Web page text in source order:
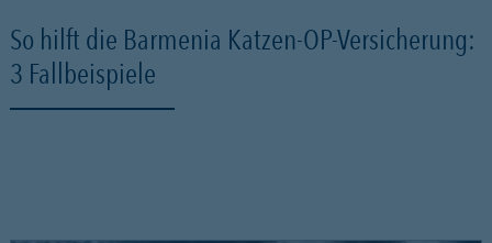
So hilft die Barmenia Katzen-OP-Versicherung:
3 Fallbeispiele